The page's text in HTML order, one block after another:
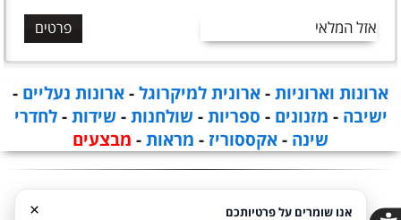
אזל המלאי פרטים
ארונות וארוניות-ארונית למיקרוגל-ארונות נעליים -
ישיבה - מזנונים - ספריות- שולחנות- שידות-לחדרי
שינה -אקססוריז - מראות- מבצעים
× אנו שומרים על פרטיותכם